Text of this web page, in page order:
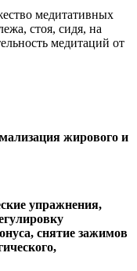
медитативных
стоя, сидя, на
медитаций от
жирового и
упражнения,
снятие зажимов